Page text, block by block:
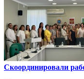
Скоординировали